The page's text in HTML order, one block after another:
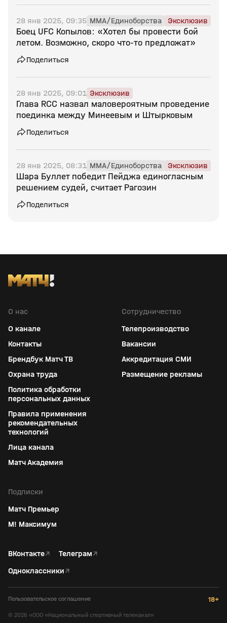
28 янв 2025, 09:35 MMA/Единоборства Эксклюзив
Боец UFC Копылов: «Хотел бы провести бой
летом. Возможно, скоро что‑то предложат»
Поделиться
28 янв 2025, 09:01 Эксклюзив
Глава RCC назвал маловероятным проведение
поединка между Минеевым и Штырковым
Поделиться
28 янв 2025, 08:31 MMA/Единоборства Эксклюзив
Шара Буллет победит Пейджа единогласным
решением судей, считает Рагозин
Поделиться
О нас
О канале
Контакты
Брендбук Матч ТВ
Охрана труда
Политика обработки
персональных данных
Правила применения
рекомендательных
технологий
Лица канала
Матч Академия
Сотрудничество
Телепроизводство
Вакансии
Аккредитация СМИ
Размещение рекламы
Подписки
Матч Премьер
М! Максимум
ВКонтакте↗ Телеграм↗
Одноклассники↗
Пользовательское соглашение 18+
© 2026 «ООО «Национальный спортивный телеканал»